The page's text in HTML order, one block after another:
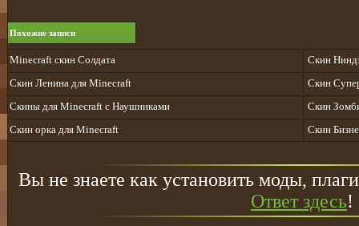
Похожие записи
Minecraft скин Солдата
Скин
Скин Ленина для Minecraft
Скин
Скины для Minecraft с Наушниками
Скин
Скин орка для Minecraft
Скин
Вы не знаете как установить моды,
Ответ здесь!